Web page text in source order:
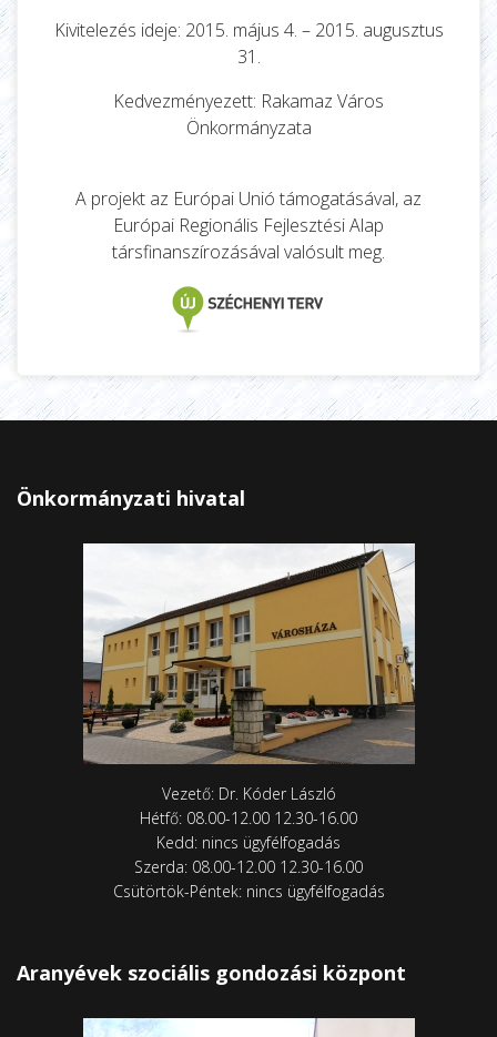
Kivitelezés ideje: 2015. május 4. – 2015. augusztus
31.
Kedvezményezett: Rakamaz Város
Önkormányzata
A projekt az Európai Unió támogatásával, az
Európai Regionális Fejlesztési Alap
társfinanszírozásával valósult meg.
Önkormányzati hivatal
Vezető: Dr. Kóder László
Hétfő: 08.00-12.00 12.30-16.00
Kedd: nincs ügyfélfogadás
Szerda: 08.00-12.00 12.30-16.00
Csütörtök-Péntek: nincs ügyfélfogadás
Aranyévek szociális gondozási központ